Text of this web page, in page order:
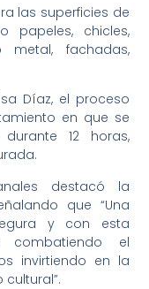
las superficies de
papeles, chicles,
metal, fachadas,
Díaz, el proceso
en que se
12 horas,
destacó la
que “Una
y con esta
el
invirtiendo en la